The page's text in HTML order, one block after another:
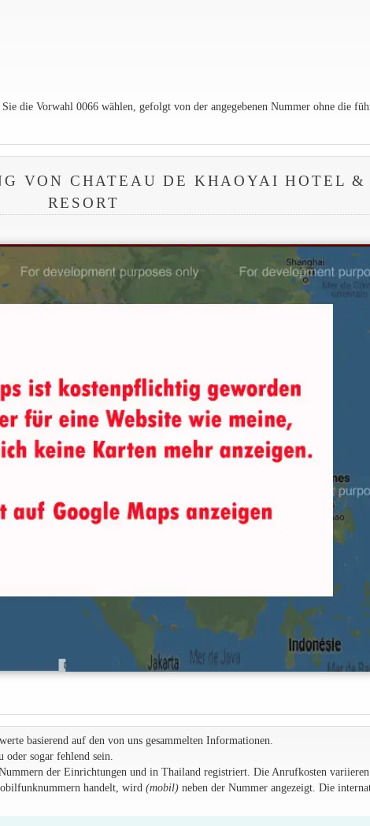
die Vorwahl 0066 wählen, gefolgt von der angegebenen Nummer ohne die
VON CHATEAU DE KHAOYAI HOTEL &
RESORT
basierend auf den von uns gesammelten Informationen.
sogar fehlend sein.
der Einrichtungen und in Thailand registriert. Die Anrufkosten
handelt, wird (mobil)neben der Nummer angezeigt. Die